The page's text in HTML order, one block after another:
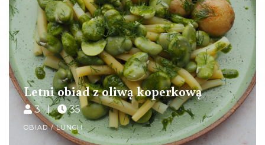
Letni obiad z oliwą koperkową
3 | 35
OBIAD / LUNCH